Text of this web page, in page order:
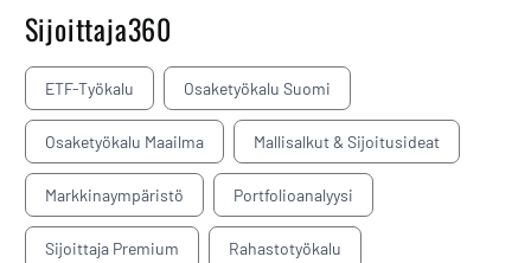
Sijoittaja360
ETF-Työkalu Osaketyökalu Suomi
Osaketyökalu Maailma Mallisalkut & Sijoitusideat
Markkinaympäristö Portfolioanalyysi
Sijoittaja Premium Rahastotyökalu